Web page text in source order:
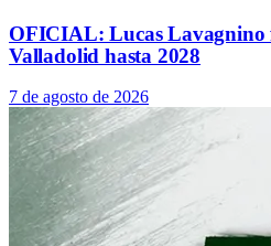
OFICIAL: Lucas Lavagnino
Valladolid hasta 2028
7 de agosto de 2026